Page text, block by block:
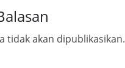
tidak akan dipublikasikan.